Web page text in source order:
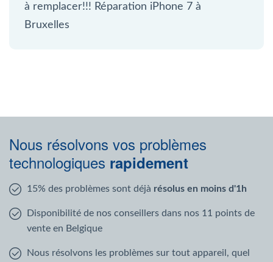
à remplacer!!! Réparation iPhone 7 à
Bruxelles
Nous résolvons vos problèmes
technologiques rapidement
15% des problèmes sont déjà résolus en moins d'1h
Disponibilité de nos conseillers dans nos 11 points de
vente en Belgique
Nous résolvons les problèmes sur tout appareil, quel